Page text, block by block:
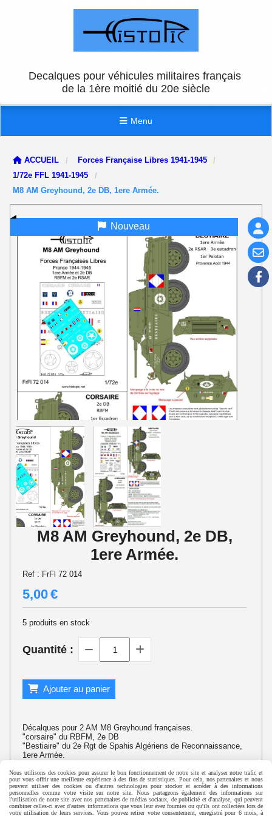
Decalques pour véhicules militaires français
de la 1ère moitié du 20e siècle
Menu
ACCUEIL
Forces Française Libres 1941-1945
1/72e FFL 1941-1945
M8 AM Greyhound, 2e DB, 1ere Armée.
Nouveau
M8 AM Greyhound, 2e DB,
1ere Armée.
Ref : FrFl 72 014
5,00€
5 produits en stock
Quantité :
Ajouter au panier
Décalques pour 2 AM M8 Greyhound françaises.
"corsaire" du RBFM, 2e DB
"Bestiaire" du 2e Rgt de Spahis Algériens de Reconnaissance,
1ere Armée.
©Histopic 2015 - Laurent Deneu
Nous utilisons des cookies pour assurer le bon fonctionnement de notre site et analyser notre trafic et
pour vous offrir une meilleure expérience à des fins de statistiques. Pour cela, nos partenaires et nous
peuvent utiliser des cookies ou d'autres technologies pour stocker et accéder à des informations
personnelles comme votre visite sur notre site. Nous partageons également des informations sur
l'utilisation de notre site avec nos partenaires de médias sociaux, de publicité et d'analyse, qui peuvent
combiner celles-ci avec d'autres informations que vous leur avez fournies ou qu'ils ont collectées lors de
votre utilisation de leurs services. Vous pouvez retirer votre consentement, enregistré pour 6 mois, à